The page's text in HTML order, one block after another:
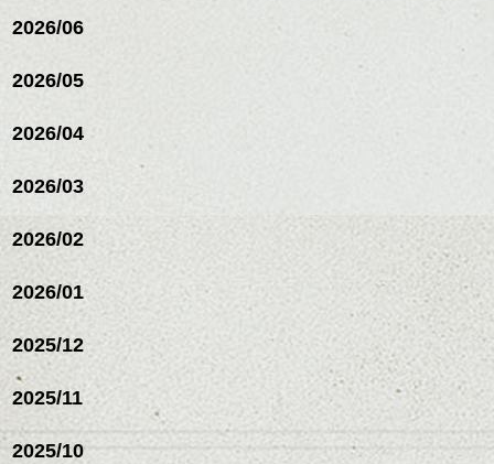
2026/06
2026/05
2026/04
2026/03
2026/02
2026/01
2025/12
2025/11
2025/10